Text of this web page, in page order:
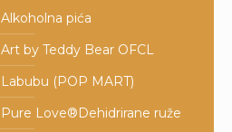
Alkoholna pića
Art by Teddy Bear OFCL
Labubu (POP MART)
Pure Love®️Dehidrirane ruže